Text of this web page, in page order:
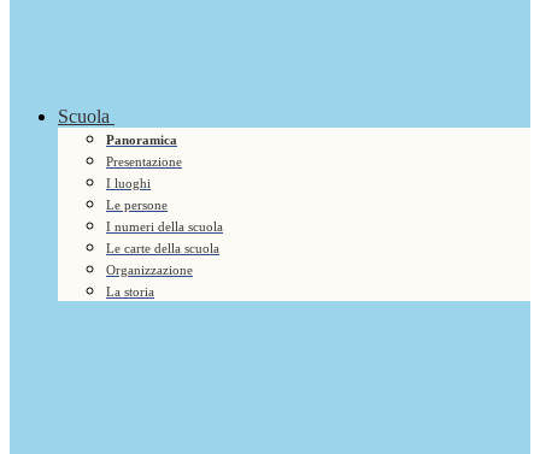
Scuola
Panoramica
Presentazione
I luoghi
Le persone
I numeri della scuola
Le carte della scuola
Organizzazione
La storia